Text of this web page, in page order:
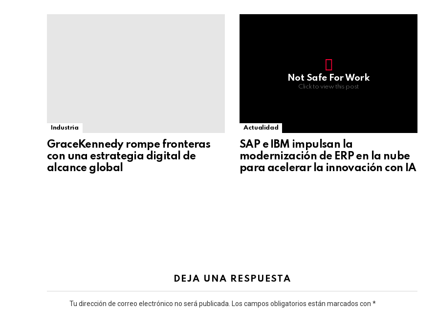
Industria
GraceKennedy rompe fronteras
con una estrategia digital de
alcance global
Not Safe For Work
Click to view this post
Actualidad
SAP e IBM impulsan la
modernización de ERP en la nube
para acelerar la innovación con IA
DEJA UNA RESPUESTA
Tu dirección de correo electrónico no será publicada. Los campos obligatorios están marcados con *